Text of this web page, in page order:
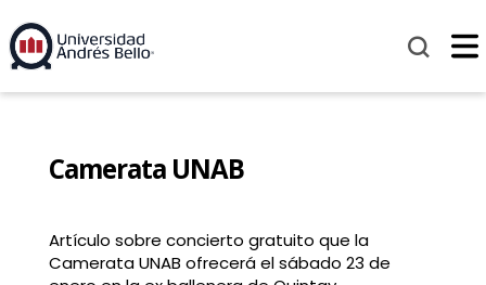
Camerata UNAB
Artículo sobre concierto gratuito que la
Camerata UNAB ofrecerá el sábado 23 de